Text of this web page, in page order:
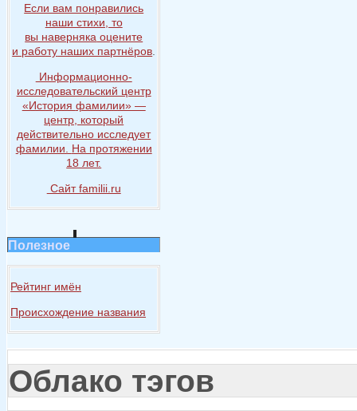
Если вам понравились
наши стихи, то
вы наверняка оцените
и работу наших партнёров
Информационно-
исследовательский центр
«История фамилии» —
центр, который
действительно исследует
фамилии. На протяжении
18 лет.
Сайт familii.ru
Полезное
Рейтинг имён
Происхождение названия
Облако тэгов